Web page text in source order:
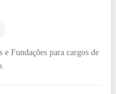
Fundações para cargos de